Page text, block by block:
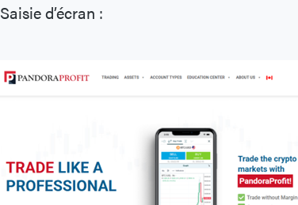
Saisie d’écran :